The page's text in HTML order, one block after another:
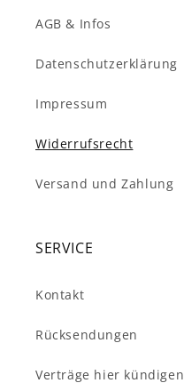
AGB & Infos
Datenschutzerklärung
Impressum
Widerrufsrecht
Versand und Zahlung
SERVICE
Kontakt
Rücksendungen
Verträge hier kündigen